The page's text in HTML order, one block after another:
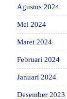
Agustus 2024
Mei 2024
Maret 2024
Februari 2024
Januari 2024
Desember 2023